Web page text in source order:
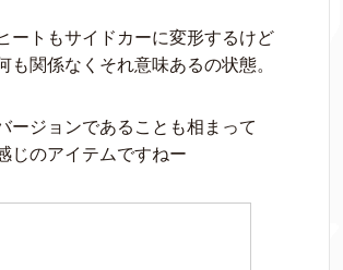
ートもサイドカーに変形するけど
も関係なくそれ意味あるの状態。
ージョンであることも相まって
じのアイテムですねー